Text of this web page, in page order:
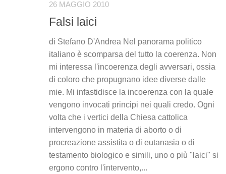
26 MAGGIO 2010
Falsi laici
di Stefano D'Andrea Nel panorama politico
italiano è scomparsa del tutto la coerenza. Non
mi interessa l'incoerenza degli avversari, ossia
di coloro che propugnano idee diverse dalle
mie. Mi infastidisce la incoerenza con la quale
vengono invocati principi nei quali credo. Ogni
volta che i vertici della Chiesa cattolica
intervengono in materia di aborto o di
procreazione assistita o di eutanasia o di
testamento biologico e simili, uno o più "laici" si
ergono contro l'intervento,...